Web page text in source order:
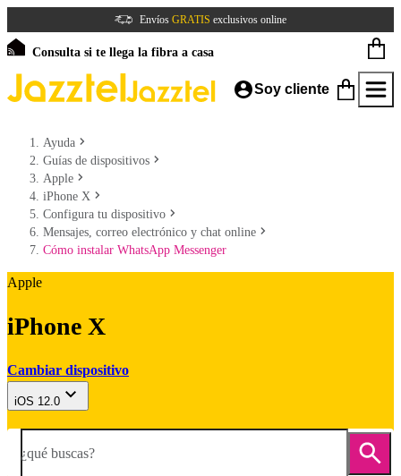
Envíos GRATIS exclusivos online
Consulta si te llega la fibra a casa
Soy cliente
Ayuda
Guías de dispositivos
Apple
iPhone X
Configura tu dispositivo
Mensajes, correo electrónico y chat online
Cómo instalar WhatsApp Messenger
Apple
iPhone X
Cambiar dispositivo
iOS 12.0
¿qué buscas?